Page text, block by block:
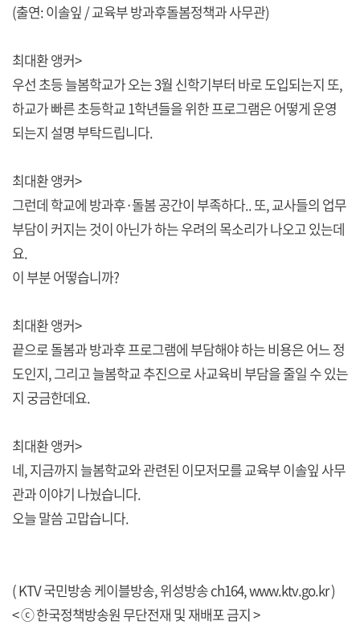
(출연: 이솔잎 / 교육부 방과후돌봄정책과 사무관)
최대환 앵커>
우선 초등 늘봄학교가 오는 3월 신학기부터 바로 도입되는지 또,
하교가 빠른 초등학교 1학년들을 위한 프로그램은 어떻게 운영
되는지 설명 부탁드립니다.
최대환 앵커>
그런데 학교에 방과후·돌봄 공간이 부족하다.. 또, 교사들의 업무
부담이 커지는 것이 아닌가 하는 우려의 목소리가 나오고 있는데
요.
이 부분 어떻습니까?
최대환 앵커>
끝으로 돌봄과 방과후 프로그램에 부담해야 하는 비용은 어느 정
도인지, 그리고 늘봄학교 추진으로 사교육비 부담을 줄일 수 있는
지 궁금한데요.
최대환 앵커>
네, 지금까지 늘봄학교와 관련된 이모저모를 교육부 이솔잎 사무
관과 이야기 나눴습니다.
오늘 말씀 고맙습니다.
( KTV 국민방송 케이블방송, 위성방송 ch164,www.ktv.go.kr)
< ⓒ 한국정책방송원 무단전재 및 재배포 금지 >